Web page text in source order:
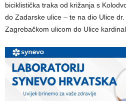
biciklistička traka od križanja s
do Zadarske ulice – te na dio Ulice
Zagrebačkom ulicom do Ulice